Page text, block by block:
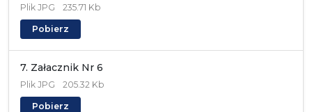
Plik JPG 235.71 Kb
Pobierz
7. Załacznik Nr 6
Plik JPG 205.32 Kb
Pobierz